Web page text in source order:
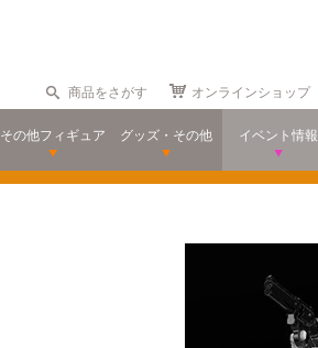
商品をさがす オンラインショップ
その他フィギュア グッズ・その他 イベント情報